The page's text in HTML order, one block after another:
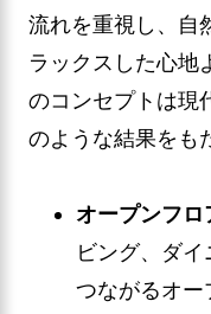
流れを重視し、自
ラックスした心地
のコンセプトは現
のような結果をも
オープンフロ
ビング、ダ
つながるオー